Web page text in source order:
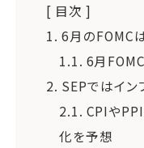
[ 目次 ]
1. 6月のFOMC
1.1. 6月
2. SEPではイン
2.1. CPIや
化を予想